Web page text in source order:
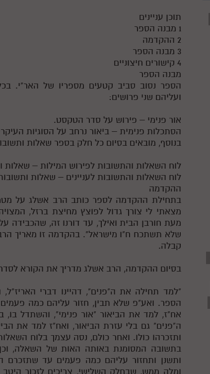
תוכן עניינים
1 מבנה הספר
2 ההקדמה
3 מבנה הספר
4 קישורים חיצוניים
מבנה הספר
הספר נסוב סביב קטעים מספריו של האר"י.
ועליהם שני פרושים:
אור פנימי – פירוש על סדר הטקסט.
הסתכלות פנימית – ביאור נרחב על הסוגיות
בנוסף, מובאים בסיום כל חלק בספר שאלות
לוח השאלות והתשובות לפירוש המילות – שאלות
לוח השאלות והתשובות לעניינים – שאלות
ההקדמה
בתחילת ההקדמה לספר כותב הרב אשלג על
מצאתי לי צורך גדול לפוצץ מחיצת ברזל,
מעת חורבן הבית ואילך, עד דורנו זה, שהכבידה
שלא תשתכח ח"ו מישראל". בהקדמה זו מאריך
קבלה.
בסיום ההקדמה, הרב אשלג מדריך את הקורא לסדר
"למד תחילה את ה"פנים", דהיינו דברי
הספר. ואע"פ שלא תבין, חזור עליהם כמה
אח"ז, למד את הביאור "אור פנימי", והשתדל בו,
ה"פנים" גם בלי עזרת הביאור, ואח"ז למד את
ותזכרהו כולו. ואחר כולם, נסה עצמך בלוח
בתשובה המסומנת באותה האות של השאלה,
ותשנן ותחזור עליהם כמה פעמים עד שתזכרם
ומלה ממש, שבחלק השלישי, צריכים לזכור